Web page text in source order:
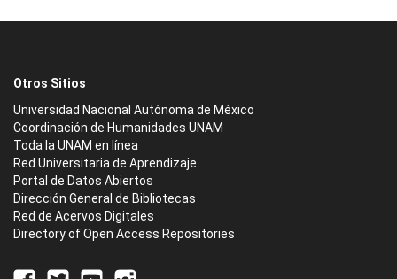
Otros Sitios
Universidad Nacional Autónoma de México
Coordinación de Humanidades UNAM
Toda la UNAM en línea
Red Universitaria de Aprendizaje
Portal de Datos Abiertos
Dirección General de Bibliotecas
Red de Acervos Digitales
Directory of Open Access Repositories